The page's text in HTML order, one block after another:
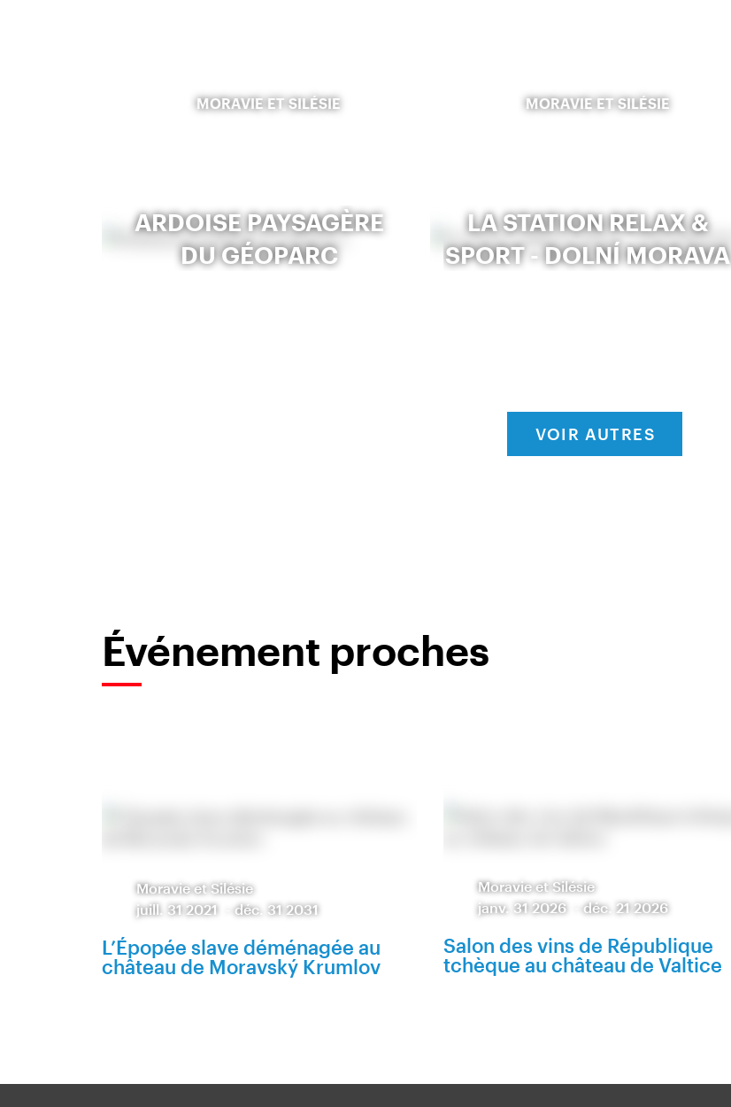
MORAVIE ET SILÉSIE
ARDOISE PAYSAGÈRE
DU GÉOPARC
MORAVIE ET SILÉSIE
LA STATION RELAX &
SPORT - DOLNÍ MORAVA
VOIR AUTRES
Événement proches
Moravie et Silésie
juill. 31 2021
-déc. 31 2031
L’Épopée slave déménagée au
château de Moravský Krumlov
Moravie et Silésie
janv. 31 2026
-déc. 21 2026
Salon des vins de République
tchèque au château de Valtice